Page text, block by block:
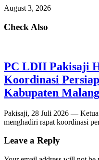
August 3, 2026
Check Also
PC LDII Pakisaji
Koordinasi
Kabupaten Malang
Pakisaji, 28 Juli 2026 —
menghadiri rapat koordinasi
Leave a Reply